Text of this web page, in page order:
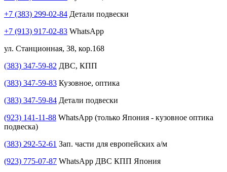
+7 (383) 299-02-84 Детали подвески
+7 (913) 917-02-83 WhatsApp
ул. Станционная, 38, кор.168
(383) 347-59-82 ДВС, КПП
(383) 347-59-83 Кузовное, оптика
(383) 347-59-84 Детали подвески
(923) 141-11-88 WhatsApp (только Япония - кузовное оптика
подвеска)
(383) 292-52-61 Зап. части для европейских а/м
(923) 775-07-87 WhatsApp ДВС КПП Япония